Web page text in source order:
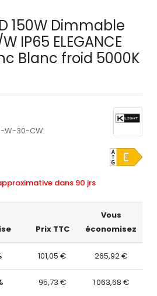
150W Dimmable
IP65 ELEGANCE
Blanc froid 5000K
W-30-CW
dans 90 jrs
Prix TTC
Vous
économisez
101,05 € 265,92 €
95,73 € 1 063,68 €